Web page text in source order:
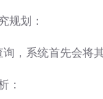
规划：
，系统首先会将
：